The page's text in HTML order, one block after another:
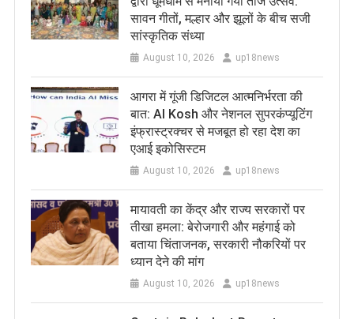
सावन गीतों, मल्हार और झूलों के बीच सजी
सांस्कृतिक संध्या
August 10, 2026 up18news
​आगरा में गूंजी डिजिटल आत्मनिर्भरता की
बात: AI Kosh और नेशनल सुपरकंप्यूटिंग
इंफ्रास्ट्रक्चर से मजबूत हो रहा देश का
एआई इकोसिस्टम
August 10, 2026 up18news
मायावती का केंद्र और राज्य सरकारों पर
तीखा हमला: बेरोजगारी और महंगाई को
बताया चिंताजनक, सरकारी नौकरियों पर
ध्यान देने की मांग
August 10, 2026 up18news